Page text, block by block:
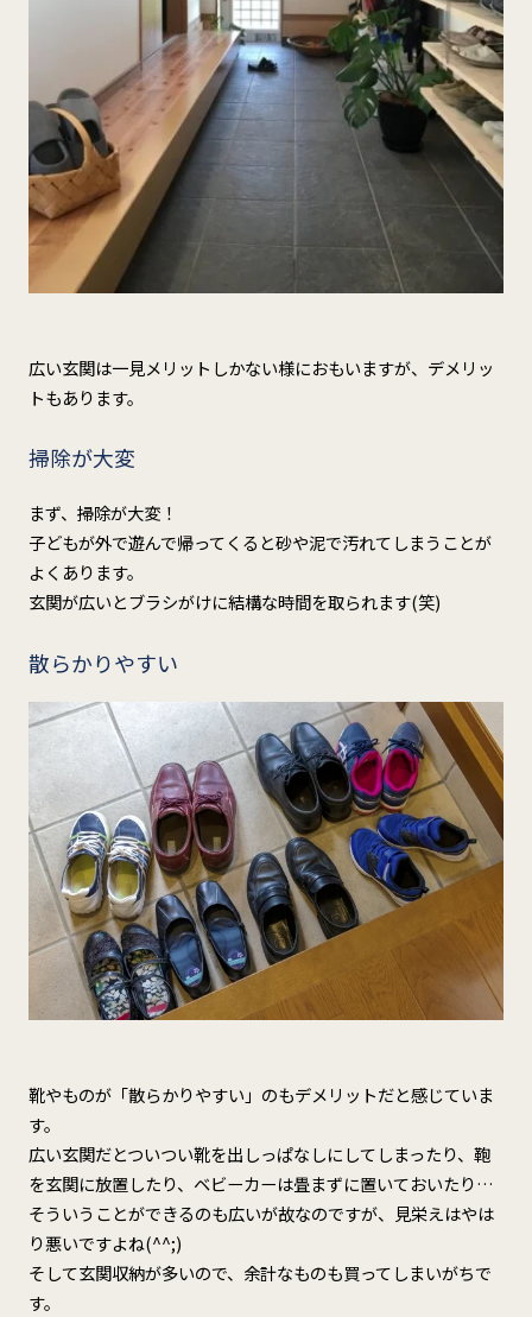
広い玄関は一見メリットしかない様におもいますが、デメリッ
トもあります。
掃除が大変
まず、掃除が大変！
子どもが外で遊んで帰ってくると砂や泥で汚れてしまうことが
よくあります。
玄関が広いとブラシがけに結構な時間を取られます(笑)
散らかりやすい
靴やものが「散らかりやすい」のもデメリットだと感じていま
す。
広い玄関だとついつい靴を出しっぱなしにしてしまったり、鞄
を玄関に放置したり、ベビーカーは畳まずに置いておいたり…
そういうことができるのも広いが故なのですが、見栄えはやは
り悪いですよね(^^;)
そして玄関収納が多いので、余計なものも買ってしまいがちで
す。